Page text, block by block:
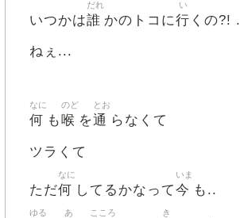
いつかは誰
だれ
かのトコに行
い
くの?!
ねぇ...
何
なに
も喉
のど
を通
とお
らなくて
ツラくて
ただ何
なに
してるかなって今
いま
も..
ゆる あ こころ き